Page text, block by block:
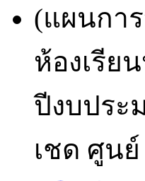
(แผนกา
ห้องเรีย
ปีงบประ
เชด ศูนย์